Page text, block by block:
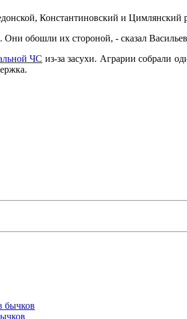
Константиновский и Цимлянский
обошли их стороной, - сказал
ЧС из-за засухи. Аграрии собрали